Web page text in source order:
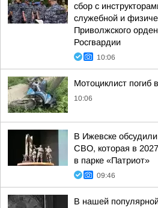
сбор с
служебной и
Приволжского
Росгвардии
10:06
Мотоциклист погиб
10:06
В Ижевске
СВО, которая в
в парке «Патриот»
09:46
В нашей